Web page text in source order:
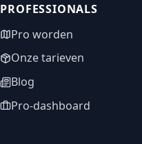
PROFESSIONALS
Pro worden
Onze tarieven
Blog
Pro-dashboard